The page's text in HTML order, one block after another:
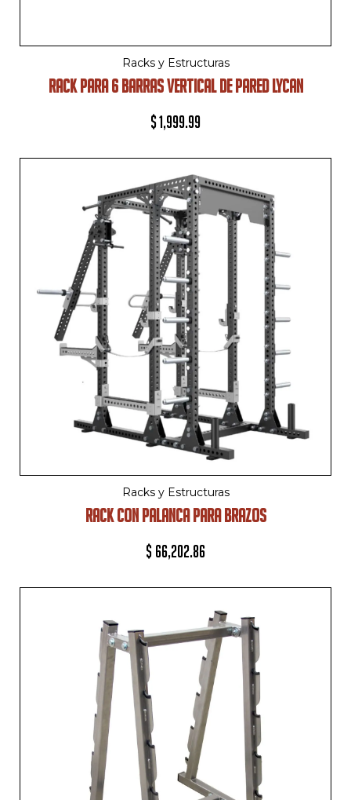
Racks y Estructuras
RACK PARA 6 BARRAS VERTICAL DE PARED LYCAN
$1,999.99
Racks y Estructuras
RACK CON PALANCA PARA BRAZOS
$ 66,202.86